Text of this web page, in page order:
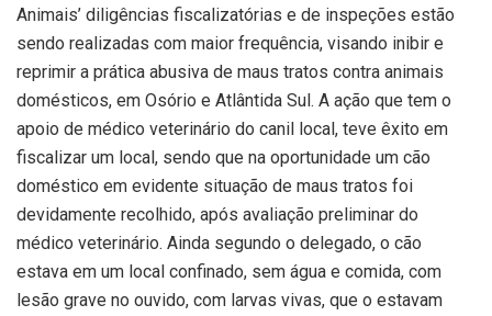
Animais’ diligências fiscalizatórias e de inspeções estão
sendo realizadas com maior frequência, visando inibir e
reprimir a prática abusiva de maus tratos contra animais
domésticos, em Osório e Atlântida Sul. A ação que tem o
apoio de médico veterinário do canil local, teve êxito em
fiscalizar um local, sendo que na oportunidade um cão
doméstico em evidente situação de maus tratos foi
devidamente recolhido, após avaliação preliminar do
médico veterinário. Ainda segundo o delegado, o cão
estava em um local confinado, sem água e comida, com
lesão grave no ouvido, com larvas vivas, que o estavam